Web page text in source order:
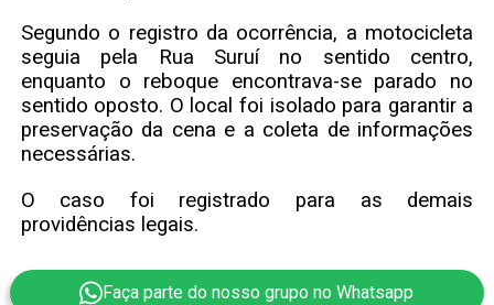
Segundo o registro da ocorrência, a motocicleta
seguia pela Rua Suruí no sentido centro,
enquanto o reboque encontrava-se parado no
sentido oposto. O local foi isolado para garantir a
preservação da cena e a coleta de informações
necessárias.
O caso foi registrado para as demais
providências legais.
Faça parte do nosso grupo no Whatsapp